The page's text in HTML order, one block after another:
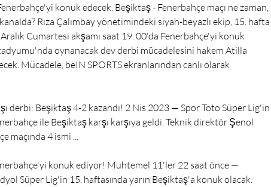
konuk edecek. Beşiktaş - Fenerbahçe maçı ne zaman,
Rıza Çalımbay yönetimindeki siyah-beyazlı ekip, 15. hafta
Cumartesi akşamı saat 19. 00'da Fenerbahçe'yi konuk
oynanacak dev derbi mücadelesini hakem Atilla
Mücadele, beIN SPORTS ekranlarından canlı olarak
derbi: Beşiktaş 4-2 kazandı! 2 Nis 2023 — Spor Toto Süper Lig'in
ile Beşiktaş karşı karşıya geldi. Teknik direktör Şenol
maçında 4 ismi ...
konuk ediyor! Muhtemel 11'ler 22 saat önce —
Süper Lig'in 15. haftasında yarın Beşiktaş'a konuk olacak.